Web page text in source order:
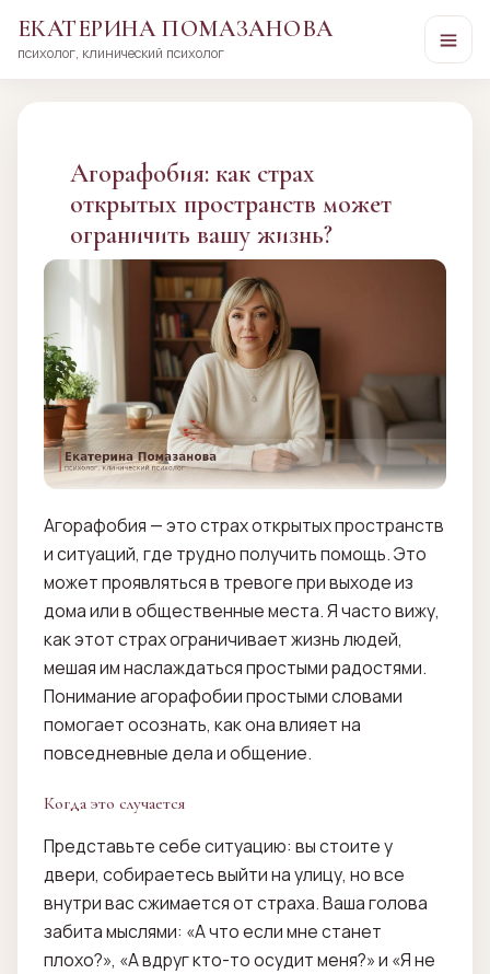
ЕКАТЕРИНА ПОМАЗАНОВА
психолог, клинический психолог
Агорафобия: как страх
открытых пространств может
ограничить вашу жизнь?
Агорафобия — это страх открытых пространств
и ситуаций, где трудно получить помощь. Это
может проявляться в тревоге при выходе из
дома или в общественные места. Я часто вижу,
как этот страх ограничивает жизнь людей,
мешая им наслаждаться простыми радостями.
Понимание агорафобии простыми словами
помогает осознать, как она влияет на
повседневные дела и общение.
Когда это случается
Представьте себе ситуацию: вы стоите у
двери, собираетесь выйти на улицу, но все
внутри вас сжимается от страха. Ваша голова
забита мыслями: «А что если мне станет
плохо?», «А вдруг кто-то осудит меня?» и «Я не